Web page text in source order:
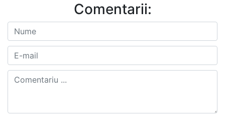
Comentarii: